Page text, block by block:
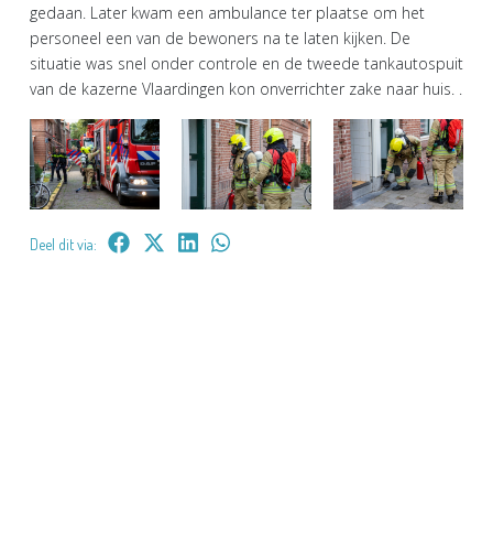
gedaan. Later kwam een ambulance ter plaatse om het
personeel een van de bewoners na te laten kijken. De
situatie was snel onder controle en de tweede tankautospuit
van de kazerne Vlaardingen kon onverrichter zake naar huis. .
Deel dit via: